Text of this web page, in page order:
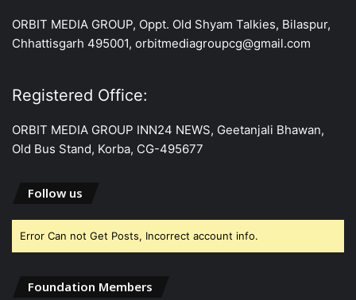
ORBIT MEDIA GROUP, Oppt. Old Shyam Talkies, Bilaspur,
Chhattisgarh 495001, orbitmediagroupcg@gmail.com
Registered Office:
ORBIT MEDIA GROUP INN24 NEWS, Geetanjali Bhawan,
Old Bus Stand, Korba, CG-495677
Follow us
Error Can not Get Posts, Incorrect account info.
Foundation Members